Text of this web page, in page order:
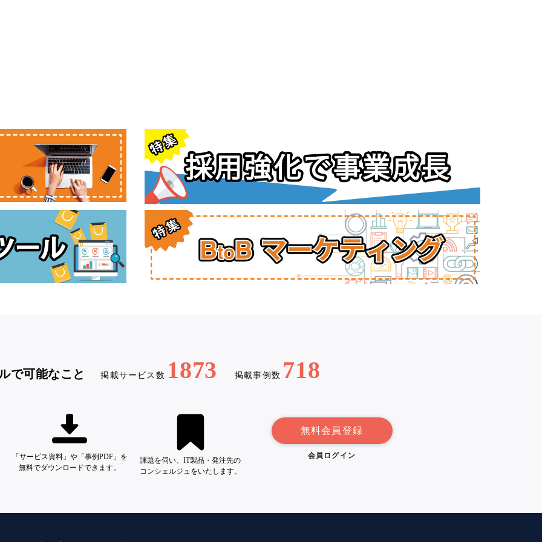
で可能なこと 掲載サービス数 1873 掲載事例数 718
「サービス資料」や「事例PDF」を
無料でダウンロードできます。
課題を伺い、IT製品・発注先の
コンシェルジュをいたします。
無料会員登録
会員ログイン